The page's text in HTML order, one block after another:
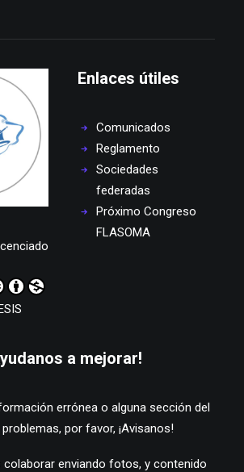
Enlaces útiles
Comunicados
Reglamento
Sociedades
federadas
Próximo Congreso
FLASOMA
a mejorar!
errónea o alguna sección del
por favor, ¡Avisanos!
colaborar enviando fotos, y contenido